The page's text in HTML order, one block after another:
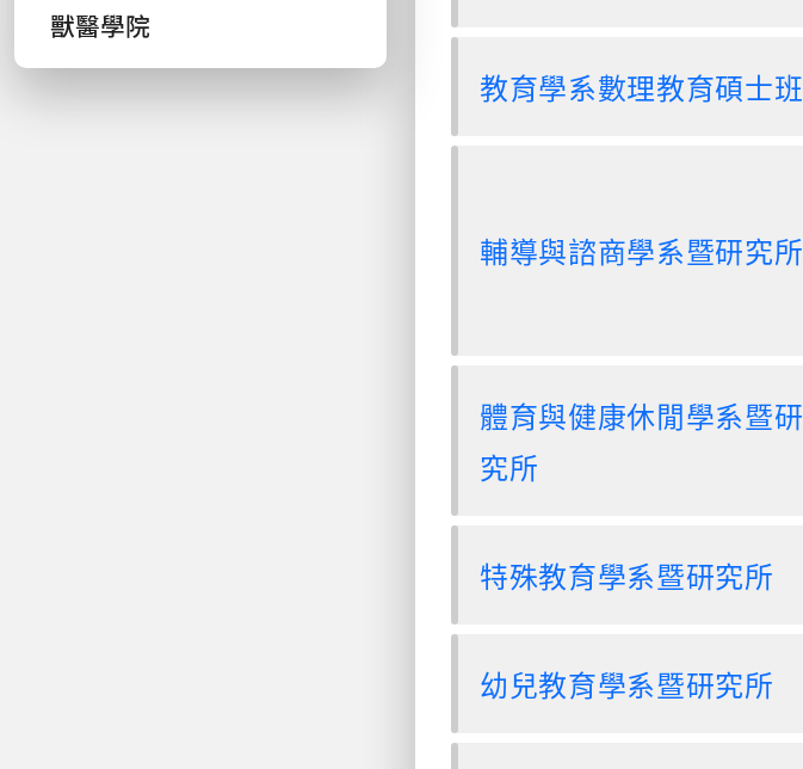
獸醫學院
教育學系數理教育碩士班
輔導與諮商學系暨研究所
體育與健康休閒學系暨研
究所
特殊教育學系暨研究所
幼兒教育學系暨研究所